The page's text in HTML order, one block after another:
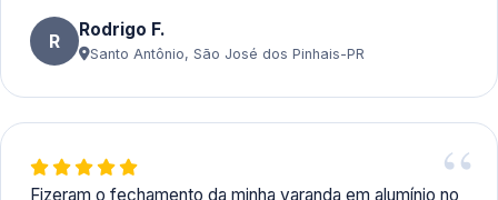
R Rodrigo F.
Santo Antônio, São José dos Pinhais-PR
Fizeram o fechamento da minha varanda em alumínio no